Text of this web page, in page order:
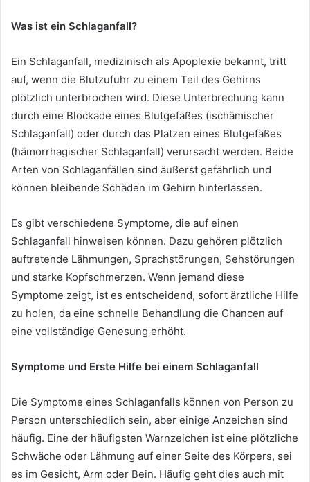
Was ist ein Schlaganfall?
Ein Schlaganfall, medizinisch als Apoplexie bekannt, tritt
auf, wenn die Blutzufuhr zu einem Teil des Gehirns
plötzlich unterbrochen wird. Diese Unterbrechung kann
durch eine Blockade eines Blutgefäßes (ischämischer
Schlaganfall) oder durch das Platzen eines Blutgefäßes
(hämorrhagischer Schlaganfall) verursacht werden. Beide
Arten von Schlaganfällen sind äußerst gefährlich und
können bleibende Schäden im Gehirn hinterlassen.
Es gibt verschiedene Symptome, die auf einen
Schlaganfall hinweisen können. Dazu gehören plötzlich
auftretende Lähmungen, Sprachstörungen, Sehstörungen
und starke Kopfschmerzen. Wenn jemand diese
Symptome zeigt, ist es entscheidend, sofort ärztliche Hilfe
zu holen, da eine schnelle Behandlung die Chancen auf
eine vollständige Genesung erhöht.
Symptome und Erste Hilfe bei einem Schlaganfall
Die Symptome eines Schlaganfalls können von Person zu
Person unterschiedlich sein, aber einige Anzeichen sind
häufig. Eine der häufigsten Warnzeichen ist eine plötzliche
Schwäche oder Lähmung auf einer Seite des Körpers, sei
es im Gesicht, Arm oder Bein. Häufig geht dies auch mit